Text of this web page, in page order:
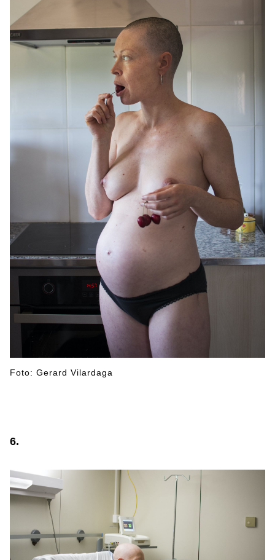
Foto: Gerard Vilardaga
6.